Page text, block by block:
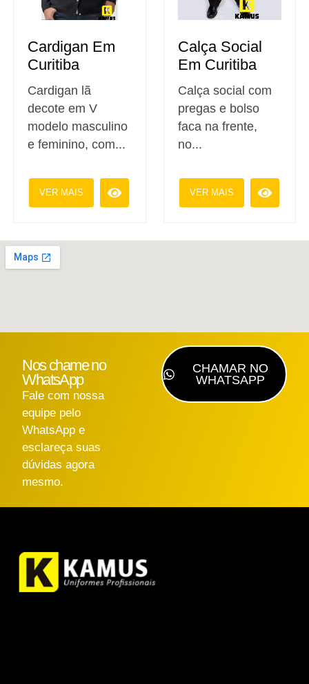
Cardigan Em
Curitiba
Cardigan lã
decote em V
modelo masculino
e feminino, com...
VER MAIS
Calça Social
Em Curitiba
Calça social com
pregas e bolso
faca na frente,
no...
VER MAIS
Nos chame no
WhatsApp
Fale com nossa
equipe pelo
WhatsApp e
esclareça suas
dúvidas agora
mesmo.
CHAMAR NO
WHATSAPP